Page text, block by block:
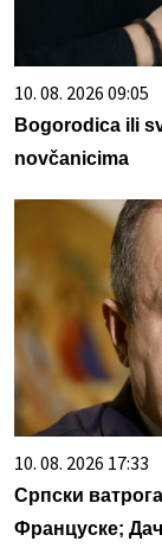
10. 08. 2026 09:05
Bogorodica ili
novčanicima
10. 08. 2026 17:33
Српски
Француске;